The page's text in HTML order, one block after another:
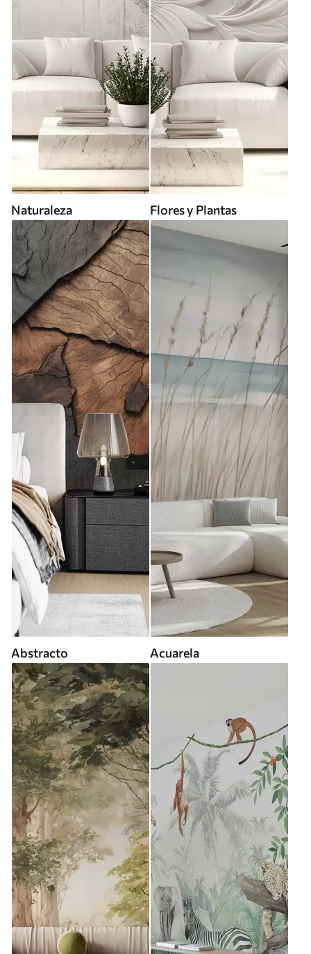
Naturaleza Flores y Plantas
Abstracto Acuarela